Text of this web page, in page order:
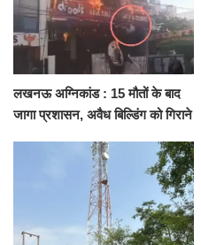
लखनऊ अग्निकांड : 15 मौतों के बाद
जागा प्रशासन, अवैध बिल्डिंग को गिराने